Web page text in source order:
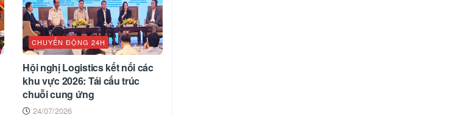
CHUYỂN ĐỘNG 24H
Hội nghị Logistics kết nối các
khu vực 2026: Tái cấu trúc
chuỗi cung ứng
24/07/2026